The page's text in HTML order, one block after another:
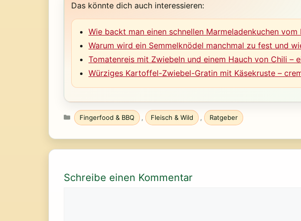
Das könnte dich auch interessieren:
Wie backt man einen schnellen Marmeladenkuchen vom
Warum wird ein Semmelknödel manchmal zu fest und
Tomatenreis mit Zwiebeln und einem Hauch von Chili –
Würziges Kartoffel-Zwiebel-Gratin mit Käsekruste –
Kategorien
Fingerfood & BBQ , Fleisch & Wild , Ratgeber
Schreibe einen Kommentar